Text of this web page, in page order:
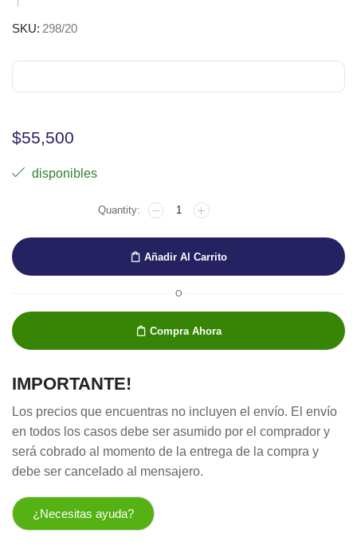
SKU: 298/20
$55,500
disponibles
Brocha
espesa
Sepia
corto
No.20
cantidad
Añadir Al Carrito
O
Compra Ahora
IMPORTANTE!
Los precios que encuentras no incluyen el envío. El envío
en todos los casos debe ser asumido por el comprador y
será cobrado al momento de la entrega de la compra y
debe ser cancelado al mensajero.
¿Necesitas ayuda?